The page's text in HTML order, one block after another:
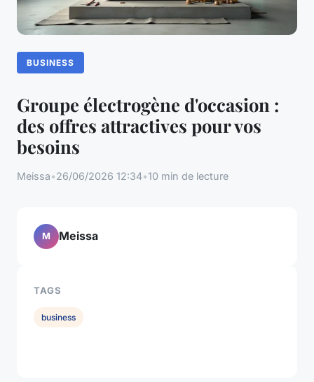
BUSINESS
Groupe électrogène d'occasion :
des offres attractives pour vos
besoins
Meissa•26/06/2026 12:34•10 min de lecture
M Meissa
TAGS
business